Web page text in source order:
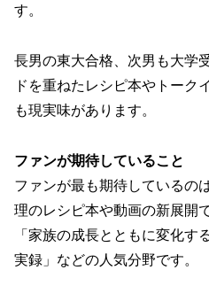
す。
長男の東大合格、次男も大学
ドを重ねたレシピ本やトーク
も現実味があります。
ファンが期待していること
ファンが最も期待しているの
理のレシピ本や動画の新展開
「家族の成長とともに変化す
実録」などの人気分野です。